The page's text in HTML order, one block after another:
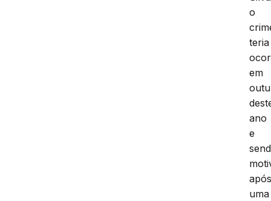
o
teria
em
ano
e
uma